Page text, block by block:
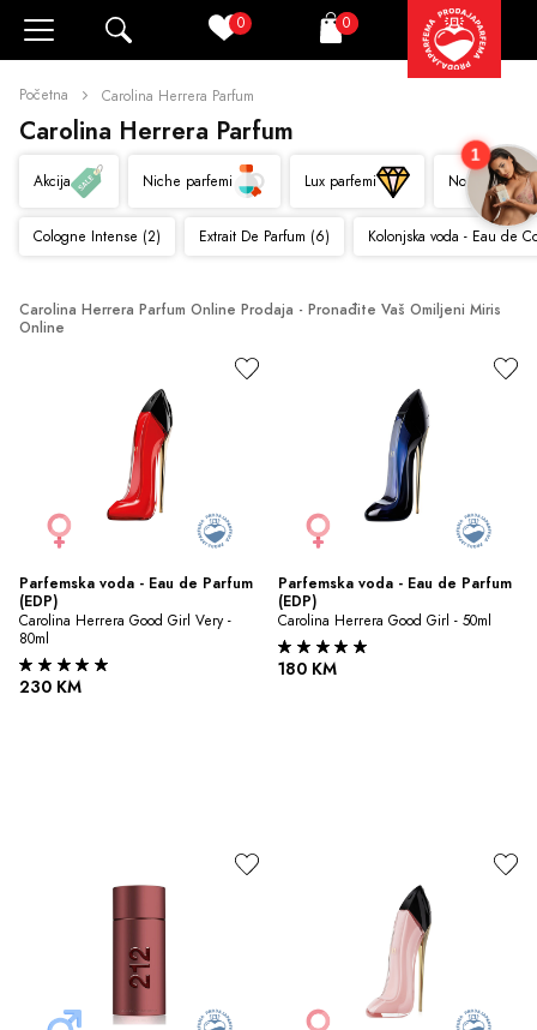
0 Korpa
0
Početna Carolina Herrera Parfum
Carolina Herrera Parfum
Akcija Niche parfemi Lux parfemi Novo
Cologne Intense (2) Extrait De Parfum (6) Kolonjska voda - Eau de
Carolina Herrera Parfum Online Prodaja - Pronađite Vaš Omiljeni Miris
Online
Parfemska voda - Eau de Parfum
(EDP)
Carolina Herrera Good Girl Very -
80ml
230 KM
Parfemska voda - Eau de Parfum
(EDP)
Carolina Herrera Good Girl - 50ml
180 KM
1